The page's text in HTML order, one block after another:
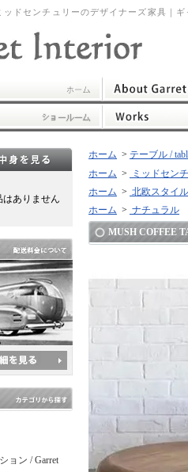
ドセンチュリーのデザイナーズ家具｜
はありません
ョン / Garret
ホーム > テーブル /
ホーム >
ミッドセン
ホーム > 北欧スタイル
ホーム > ナチュラル
MUSH COFFEE